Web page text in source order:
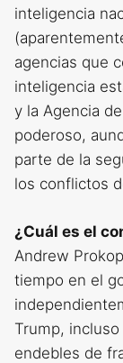
inteligencia
agencias que
inteligencia
y la Agencia
poderoso,
parte de la
los conflictos
¿Cuál es el
Andrew
tiempo en el
Trump,
endebles de